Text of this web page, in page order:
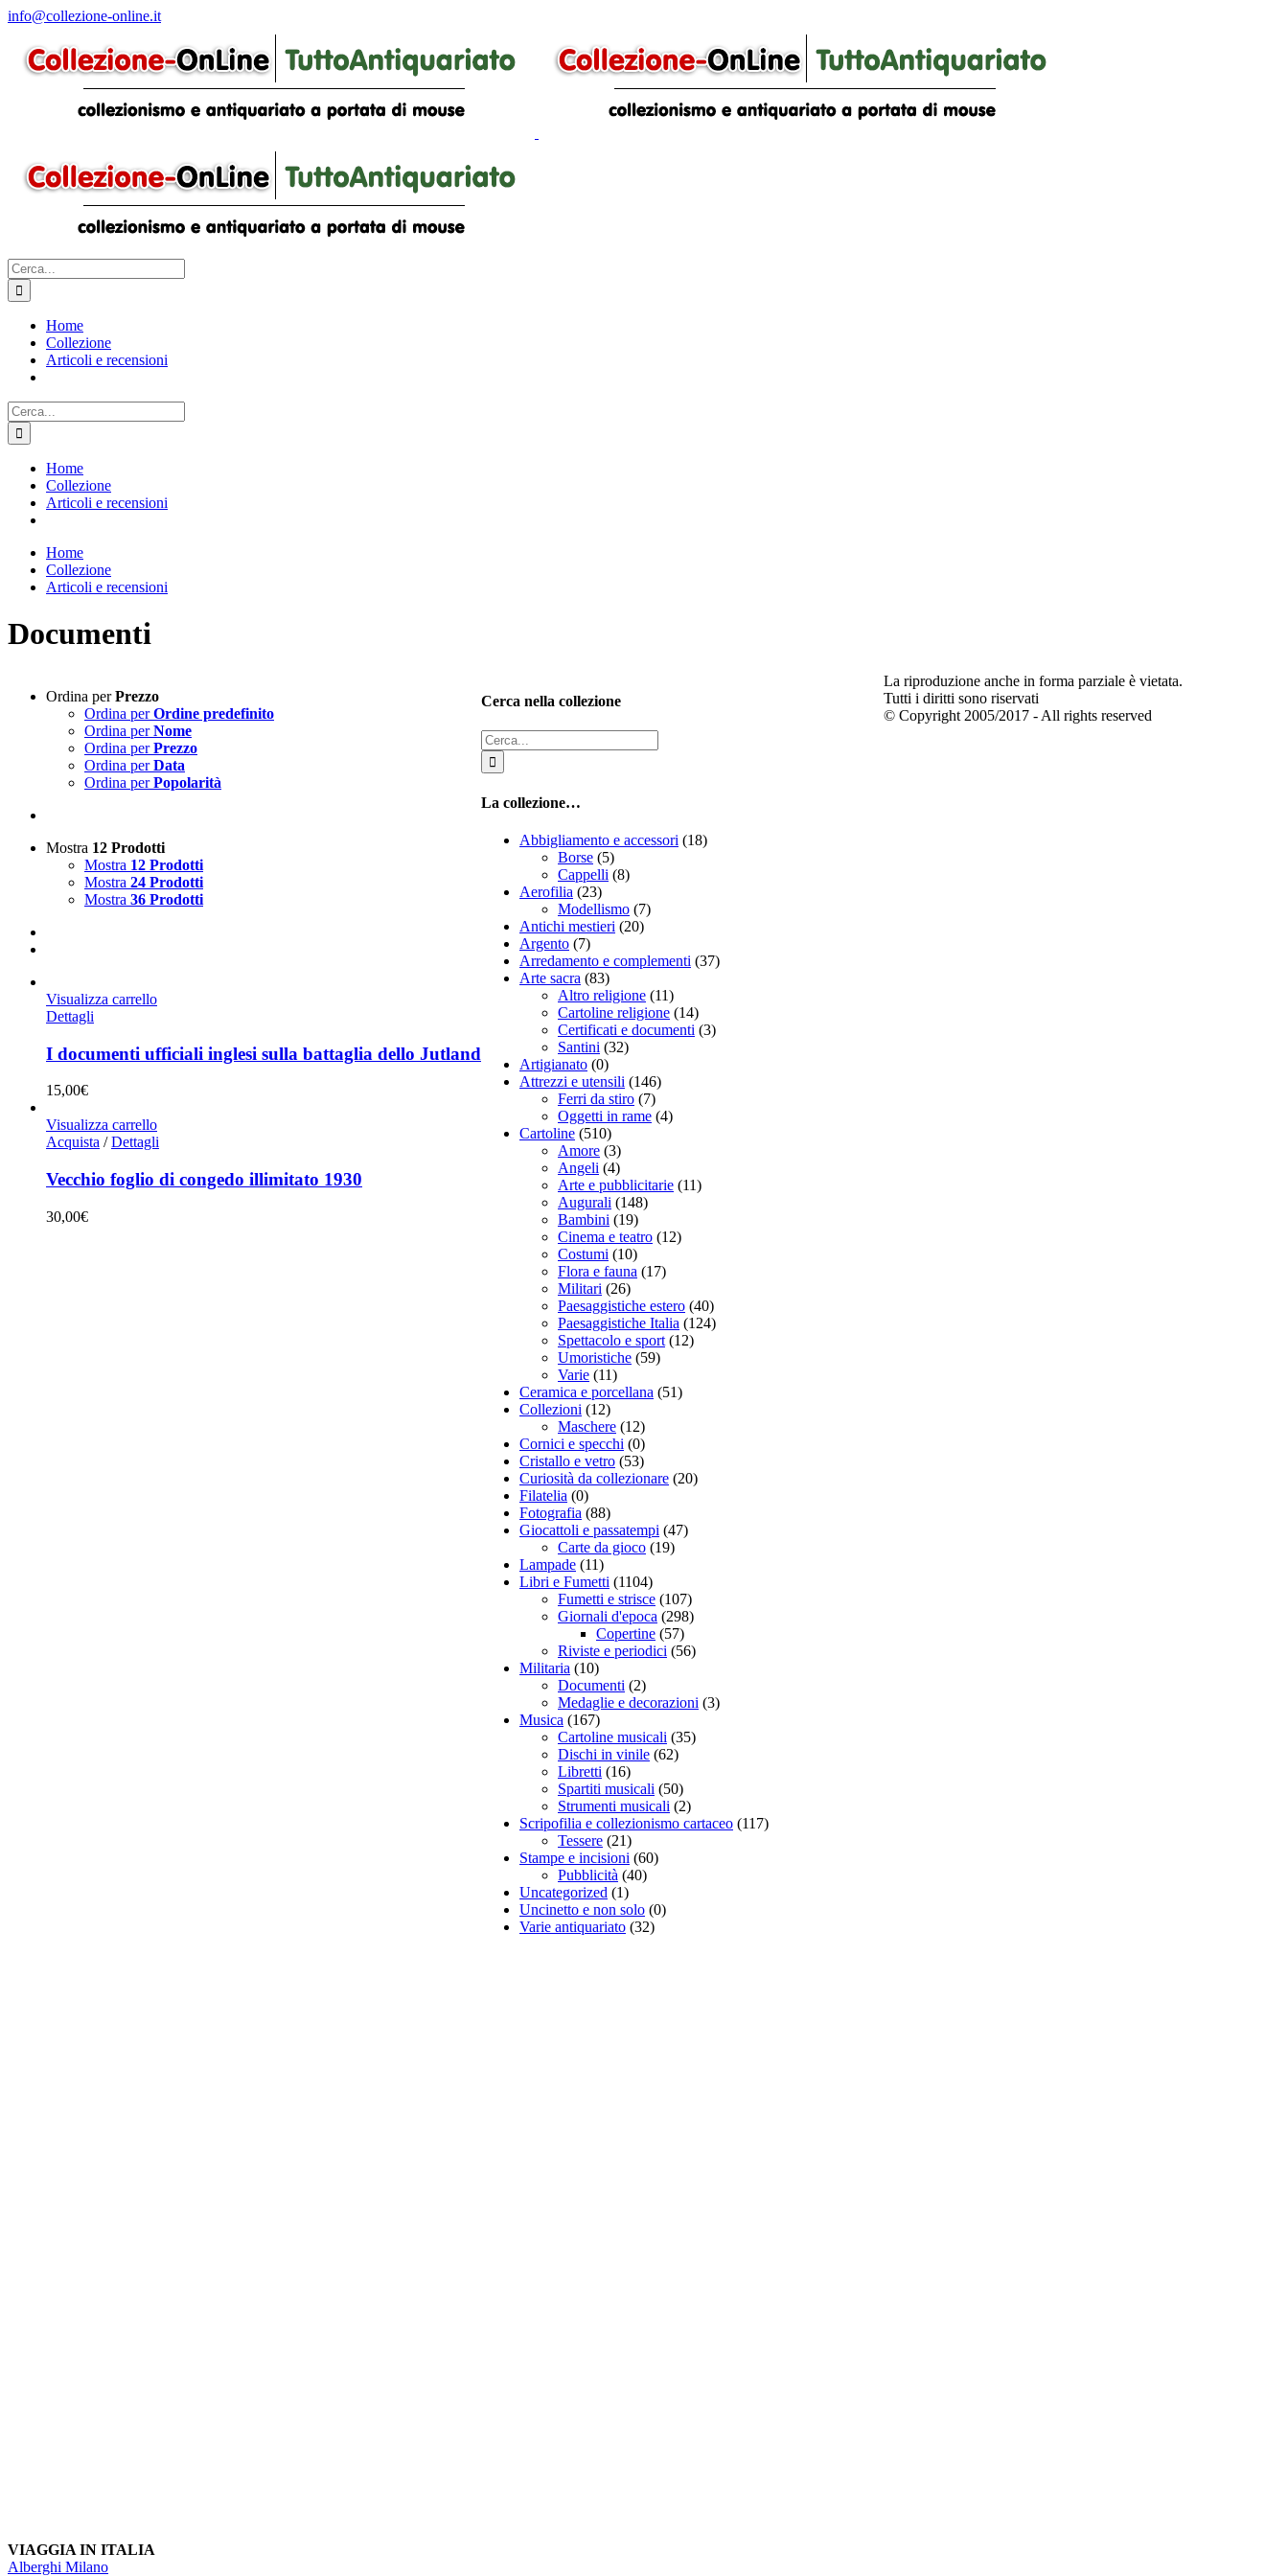
Salta
contenuto
info@collezione-online.it
Cerca
per:
Home
Collezione
Articoli e recensioni
Cerca
per:
Home
Collezione
Articoli e recensioni
Home
Collezione
Articoli e recensioni
Documenti
Ordina perPrezzo
Ordina perOrdine predefinito
Ordina perNome
Ordina perPrezzo
Ordina perData
Ordina perPopolarità
Mostra 12 Prodotti
Mostra 12 Prodotti
Mostra 24 Prodotti
Mostra 36 Prodotti
Visualizza carrello
Dettagli
I documenti ufficiali inglesi sulla battaglia dello Jutland
15,00€
Visualizza carrello
Acquista / Dettagli
Vecchio foglio di congedo illimitato 1930
30,00€
Cerca nella collezione
Cerca
per:
La collezione…
Abbigliamento e accessori (18)
Borse (5)
Cappelli (8)
Aerofilia (23)
Modellismo (7)
Antichi mestieri (20)
Argento (7)
Arredamento e complementi (37)
Arte sacra (83)
Altro religione (11)
Cartoline religione (14)
Certificati e documenti (3)
Santini (32)
Artigianato (0)
Attrezzi e utensili (146)
Ferri da stiro (7)
Oggetti in rame (4)
Cartoline (510)
Amore (3)
Angeli (4)
Arte e pubblicitarie (11)
Augurali (148)
Bambini (19)
Cinema e teatro (12)
Costumi (10)
Flora e fauna (17)
Militari (26)
Paesaggistiche estero (40)
Paesaggistiche Italia (124)
Spettacolo e sport (12)
Umoristiche (59)
Varie (11)
Ceramica e porcellana (51)
Collezioni (12)
Maschere (12)
Cornici e specchi (0)
Cristallo e vetro (53)
Curiosità da collezionare (20)
Filatelia (0)
Fotografia (88)
Giocattoli e passatempi (47)
Carte da gioco (19)
Lampade (11)
Libri e Fumetti (1104)
Fumetti e strisce (107)
Giornali d'epoca (298)
Copertine (57)
Riviste e periodici (56)
Militaria (10)
Documenti (2)
Medaglie e decorazioni (3)
Musica (167)
Cartoline musicali (35)
Dischi in vinile (62)
Libretti (16)
Spartiti musicali (50)
Strumenti musicali (2)
Scripofilia e collezionismo cartaceo (117)
Tessere (21)
Stampe e incisioni (60)
Pubblicità (40)
Uncategorized (1)
Uncinetto e non solo (0)
Varie antiquariato (32)
La riproduzione anche in forma parziale è vietata.
Tutti i diritti sono riservati
© Copyright 2005/2017 - All rights reserved
VIAGGIA IN ITALIA
Alberghi Milano